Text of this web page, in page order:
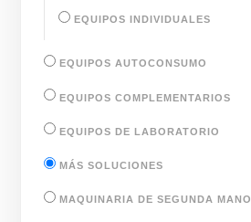
EQUIPOS INDIVIDUALES
EQUIPOS AUTOCONSUMO
EQUIPOS COMPLEMENTARIOS
EQUIPOS DE LABORATORIO
MÁS SOLUCIONES
MAQUINARIA DE SEGUNDA MANO